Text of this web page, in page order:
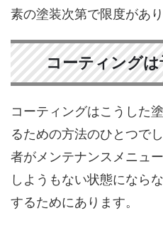
素の塗装次第で限度があり
コーティング
コーティングはこうした
るための方法のひとつで
者がメンテナンスメニュ
しようもない状態になら
するためにあります。